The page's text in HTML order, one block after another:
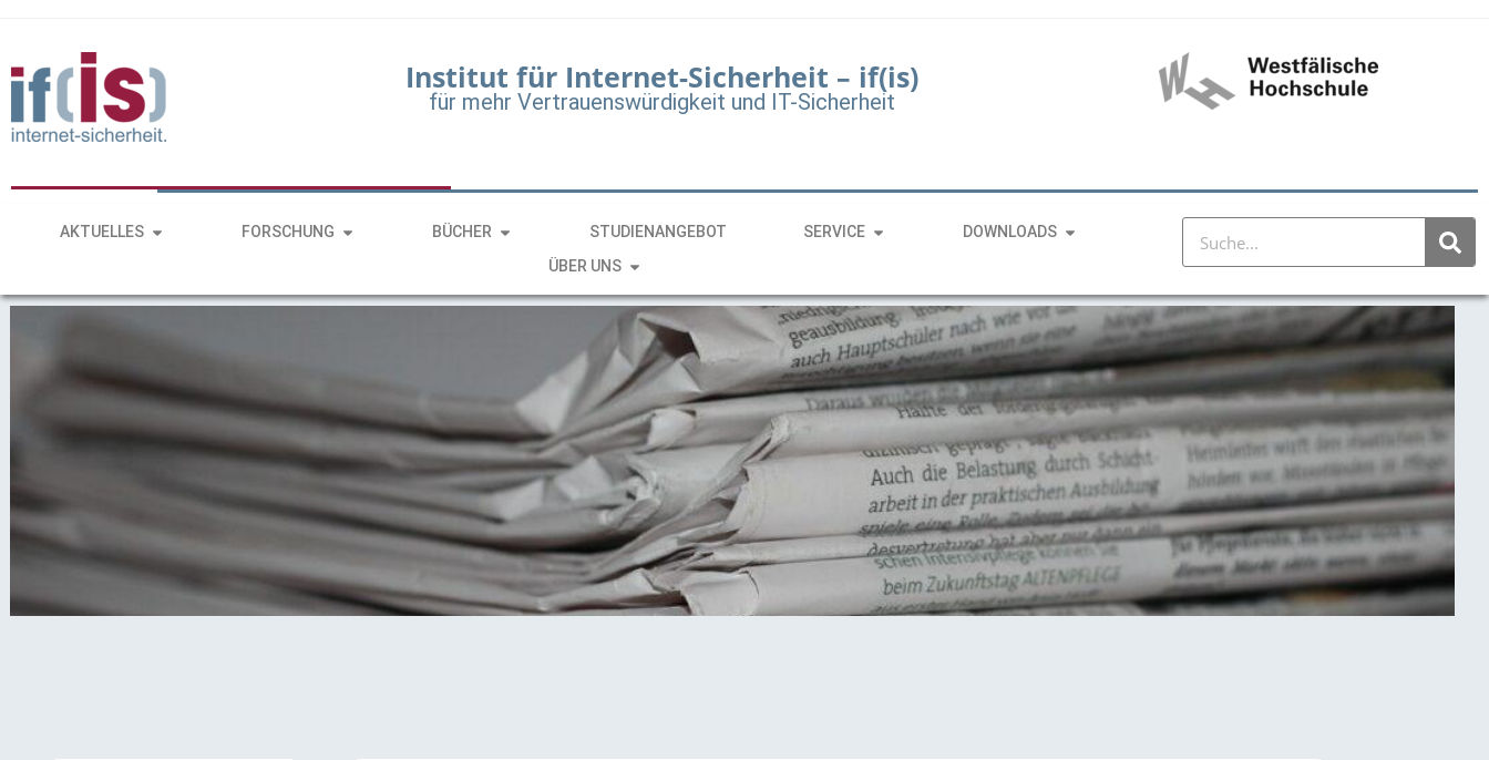
Institut für Internet-Sicherheit – if(is)
für mehr Vertrauenswürdigkeit und IT-Sicherheit
AKTUELLES FORSCHUNG BÜCHER STUDIENANGEBOT SERVICE
DOWNLOADS
ÜBER UNS